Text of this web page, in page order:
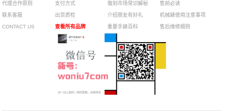
代理合作原则
联系客服
CONTACT US
支付方式
出货质检
查看所有品牌
復刻市场常识解秘
介绍朋友有好礼
重要手錶百科
售前必读
机械錶使用注意事项
售后维修细则